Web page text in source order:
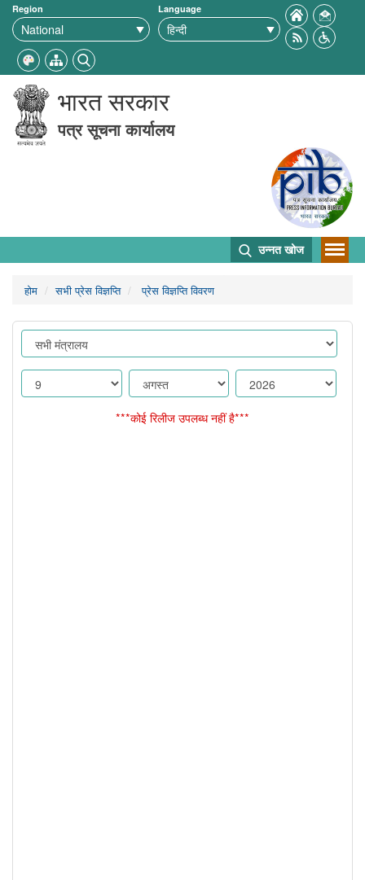
Region Language
भारत सरकार
पत्र सूचना कार्यालय
उन्नत खोज
होम सभी प्रेस विज्ञप्ति प्रेस विज्ञप्ति विवरण
***कोई रिलीज उपलब्ध नहीं है***